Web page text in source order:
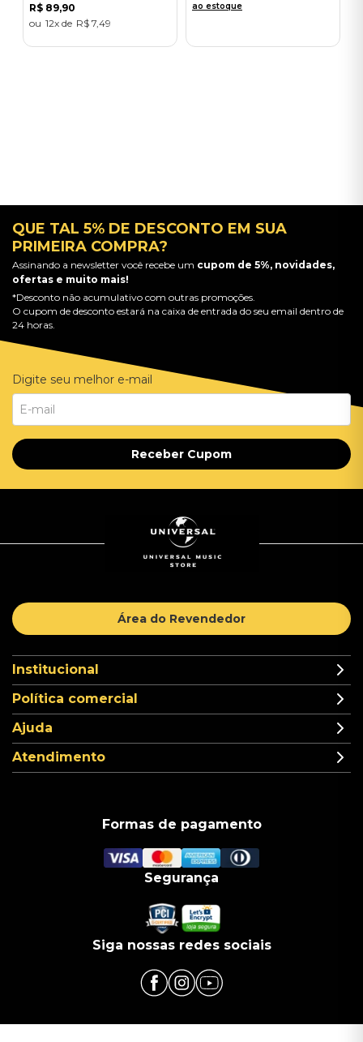
R$ 89,90
12
R$ 7 49
ao estoque
QUE TAL 5% DE DESCONTO EM SUA
PRIMEIRA COMPRA?
Assinando a newsletter você recebe um cupom de 5%, novidades,
ofertas e muito mais!
*Desconto não acumulativo com outras promoções.
O cupom de desconto estará na caixa de entrada do seu email dentro de
24 horas.
Digite seu melhor e-mail
Receber Cupom
Área do Revendedor
Institucional
Política comercial
Ajuda
Atendimento
Formas de pagamento
Segurança
Siga nossas redes sociais